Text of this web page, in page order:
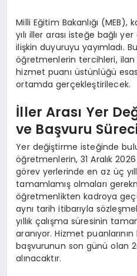
Milli Eğitim Bakanlığı
yılı iller arası isteğe bağlı
ilişkin duyuruyu yayımladı.
öğretmenlerin tercihleri,
hizmet puanı üstünlüğü
ortamda gerçekleştirilecek.
İller Arası Yer
ve Başvuru
Yer değiştirme isteğinde
öğretmenlerin, 31 Aralık
görev yerlerinde en az üç
tamamlamış olmaları
öğretmenlikten kadroya
aynı tarih itibarıyla
yıllık çalışma süresinin
aranıyor. Hizmet
başvurunun son günü olan
alınacaktır.